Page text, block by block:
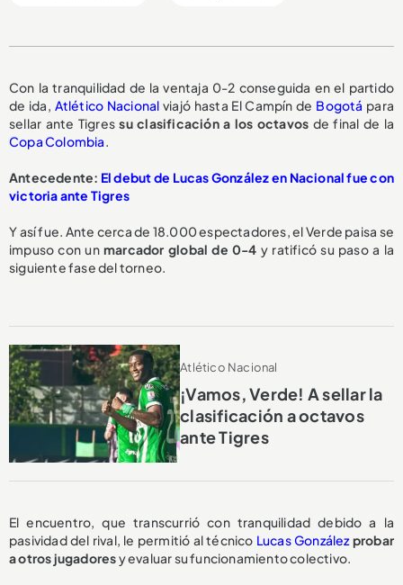
Con la tranquilidad de la ventaja 0-2 conseguida en el partido
de ida, Atlético Nacional viajó hasta El Campín de Bogotá para
sellar ante Tigressu clasificación a los octavos de final de la
Copa Colombia.
Antecedente: El debut de Lucas González en Nacional fue con
victoria ante Tigres
Y así fue. Ante cerca de 18.000 espectadores, el Verde paisa se
impuso con unmarcador global de 0-4 y ratificó su paso a la
siguiente fase del torneo.
Atlético Nacional
¡Vamos, Verde! A sellar la
clasificación a octavos
ante Tigres
El encuentro, que transcurrió con tranquilidad debido a la
pasividad del rival, le permitió al técnico Lucas González probar
a otros jugadoresy evaluar su funcionamiento colectivo.